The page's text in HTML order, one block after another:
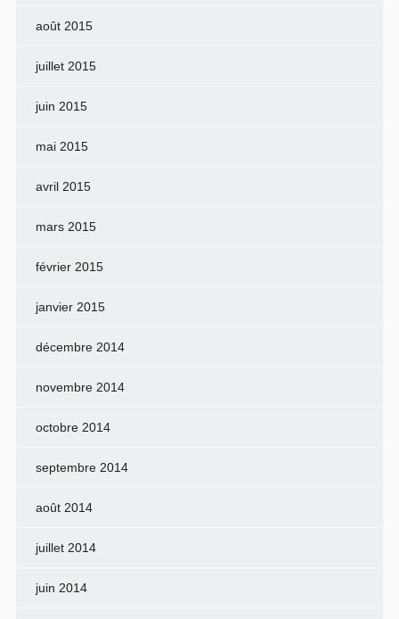
août 2015
juillet 2015
juin 2015
mai 2015
avril 2015
mars 2015
février 2015
janvier 2015
décembre 2014
novembre 2014
octobre 2014
septembre 2014
août 2014
juillet 2014
juin 2014